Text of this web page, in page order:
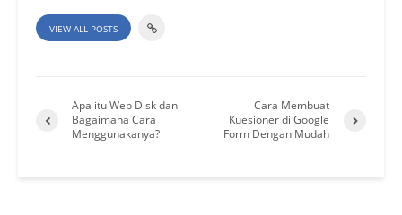
VIEW ALL POSTS
Apa itu Web Disk dan
Bagaimana Cara
Menggunakanya?
Cara Membuat
Kuesioner di Google
Form Dengan Mudah